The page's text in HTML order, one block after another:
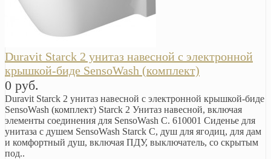
Duravit Starck 2 унитаз навесной с электронной
крышкой-биде SensoWash (комплект)
0 руб.
Duravit Starck 2 унитаз навесной с электронной крышкой-биде
SensoWash (комплект) Starck 2 Унитаз навесной, включая
элементы соединения для SensoWash C. 610001 Сиденье для
унитаза с душем SensoWash Starck C, душ для ягодиц, для дам
и комфортный душ, включая ПДУ, выключатель, со скрытым
под..